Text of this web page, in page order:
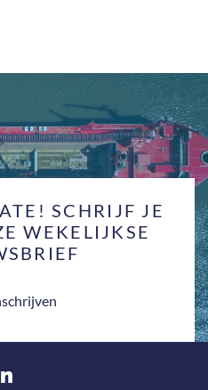
SCHRIJF JE
WEKELIJKSE